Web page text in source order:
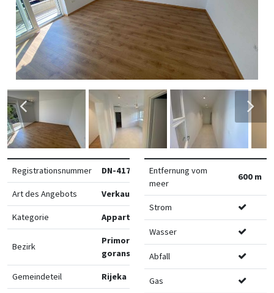
Registrationsnummer DN-41762
Art des Angebots Verkauf
Kategorie Appartements
Bezirk
Primorsko-
goranska
Gemeindeteil Rijeka
Entfernung vom
meer
600 m
Strom
Wasser
Abfall
Gas